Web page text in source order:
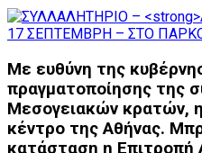
Με ευθύνη της
πραγματοποίησης της
Μεσογειακών κρατών, η
κέντρο της Αθήνας.
κατάσταση η Επιτροπή